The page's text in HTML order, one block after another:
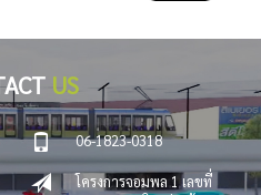
US
06-1823-0318
โครงการจอมพล 1 เลขที่